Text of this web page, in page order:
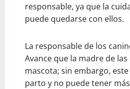
responsable, ya que la
puede quedarse con ellos.
La responsable de los
Avance que la madre de las
mascota; sin embargo,
parto y no puede tener